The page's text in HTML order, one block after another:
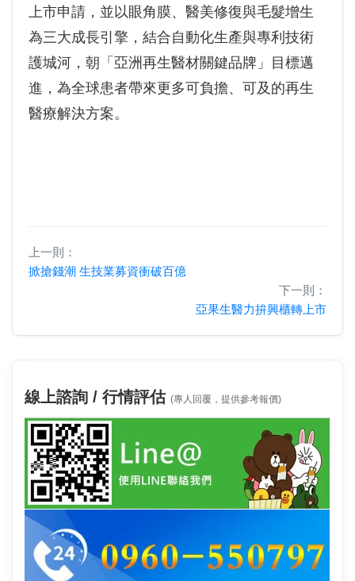
上市申請，並以眼角膜、醫美修復與毛髮增生
為三大成長引擎，結合自動化生產與專利技術
護城河，朝「亞洲再生醫材關鍵品牌」目標邁
進，為全球患者帶來更多可負擔、可及的再生
醫療解決方案。
上一則：
掀搶錢潮 生技業募資衝破百億
下一則：
亞果生醫力拚興櫃轉上市
線上諮詢 / 行情評估 (專人回覆，提供參考報價)